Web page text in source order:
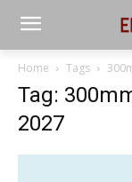
Home Tags
Tag:
2027